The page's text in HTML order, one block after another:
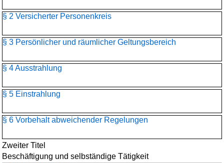
§ 2 Versicherter Personenkreis
§ 3 Persönlicher und räumlicher Geltungsbereich
§ 4 Ausstrahlung
§ 5 Einstrahlung
§ 6 Vorbehalt abweichender Regelungen
Zweiter Titel
Beschäftigung und selbständige Tätigkeit